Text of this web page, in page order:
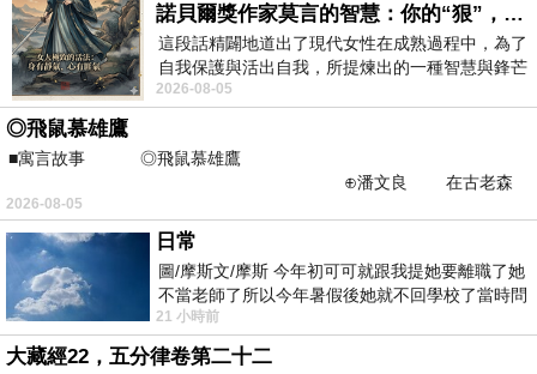
商品網址:
http://www.momoshop.com.tw/goods/GoodsDet
ail.jsp?
i_code=2755651&memid=6000003945&cid=a
puad&oid=1&osm=league
商品訊息功能:
諾貝爾獎作家莫言的智慧：你的“狠”，才是最好的自我保護
這段話精闢地道出了現代女性在成熟過程中，為了
自我保護與活出自我，所提煉出的一種智慧與鋒芒
的平衡。 核心解讀與看法
2026-08-05
◎飛鼠慕雄鷹
■寓言故事 ◎飛鼠慕雄鷹
⊕潘文良 在古老森
林的底層，住著一隻小飛鼠
2026-08-05
日常
圖/摩斯文/摩斯 今年初可可就跟我提她要離職了她
不當老師了所以今年暑假後她就不回學校了當時問
她不是很喜歡幼幼班的小朋友嗎捨得不
21 小時前
大藏經22，五分律卷第二十二